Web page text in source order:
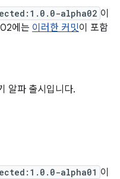
alpha02 이
에는 이러한 커밋이 포함
알파 출시입니다.
alpha01 이